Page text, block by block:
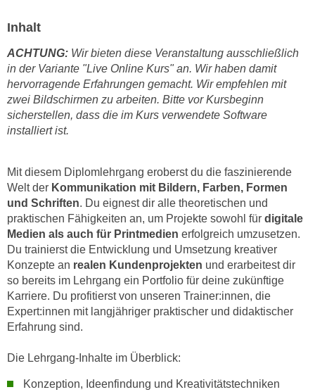
Inhalt
ACHTUNG: Wir bieten diese Veranstaltung ausschließlich
in der Variante "Live Online Kurs" an. Wir haben damit
hervorragende Erfahrungen gemacht. Wir empfehlen mit
zwei Bildschirmen zu arbeiten. Bitte vor Kursbeginn
sicherstellen, dass die im Kurs verwendete Software
installiert ist.
Mit diesem Diplomlehrgang eroberst du die faszinierende
Welt der Kommunikation mit Bildern, Farben, Formen
und Schriften. Du eignest dir alle theoretischen und
praktischen Fähigkeiten an, um Projekte sowohl für digitale
Medien als auch für Printmedien erfolgreich umzusetzen.
Du trainierst die Entwicklung und Umsetzung kreativer
Konzepte an realen Kundenprojekten und erarbeitest dir
so bereits im Lehrgang ein Portfolio für deine zukünftige
Karriere. Du profitierst von unseren Trainer:innen, die
Expert:innen mit langjähriger praktischer und didaktischer
Erfahrung sind.
Die Lehrgang-Inhalte im Überblick:
Konzeption, Ideenfindung und Kreativitätstechniken
r
n
“
k
l
i
e
v
e
r
w
e
n
d
n
w
u
z
a
b
k
o
e
n
z
w
i
s
h
e
n
U